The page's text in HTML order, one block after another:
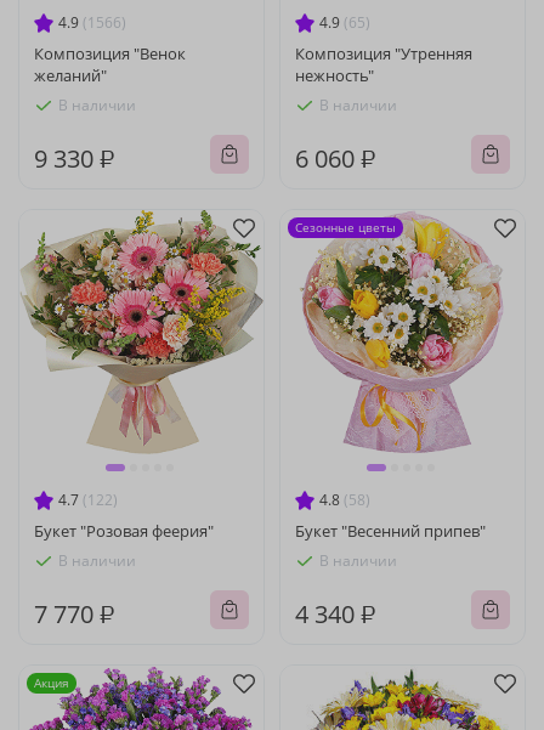
4.9 (1566)
Композиция "Венок
желаний"
В наличии
9 330 ₽
4.9 (65)
Композиция "Утренняя
нежность"
В наличии
6 060 ₽
4.7 (122)
Букет "Розовая феерия"
В наличии
7 770 ₽
4.8 (58)
Букет "Весенний припев"
В наличии
4 340 ₽
Сезонные цветы
Акция